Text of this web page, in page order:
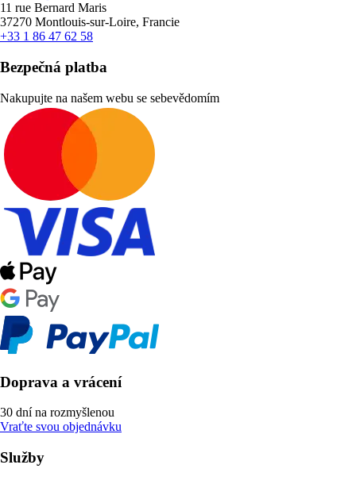
11 rue Bernard Maris
37270 Montlouis-sur-Loire, Francie
+33 1 86 47 62 58
Bezpečná platba
Nakupujte na našem webu se sebevědomím
Doprava a vrácení
30 dní na rozmyšlenou
Vraťte svou objednávku
Služby